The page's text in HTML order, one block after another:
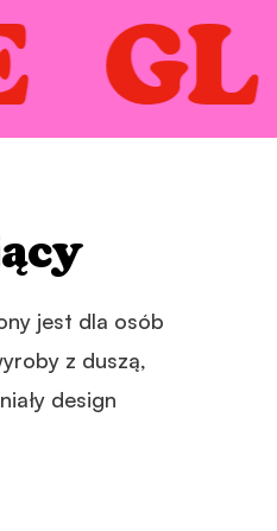
jest dla osób
z duszą,
design